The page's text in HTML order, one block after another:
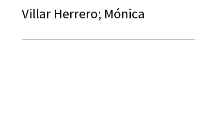
Villar Herrero; Mónica